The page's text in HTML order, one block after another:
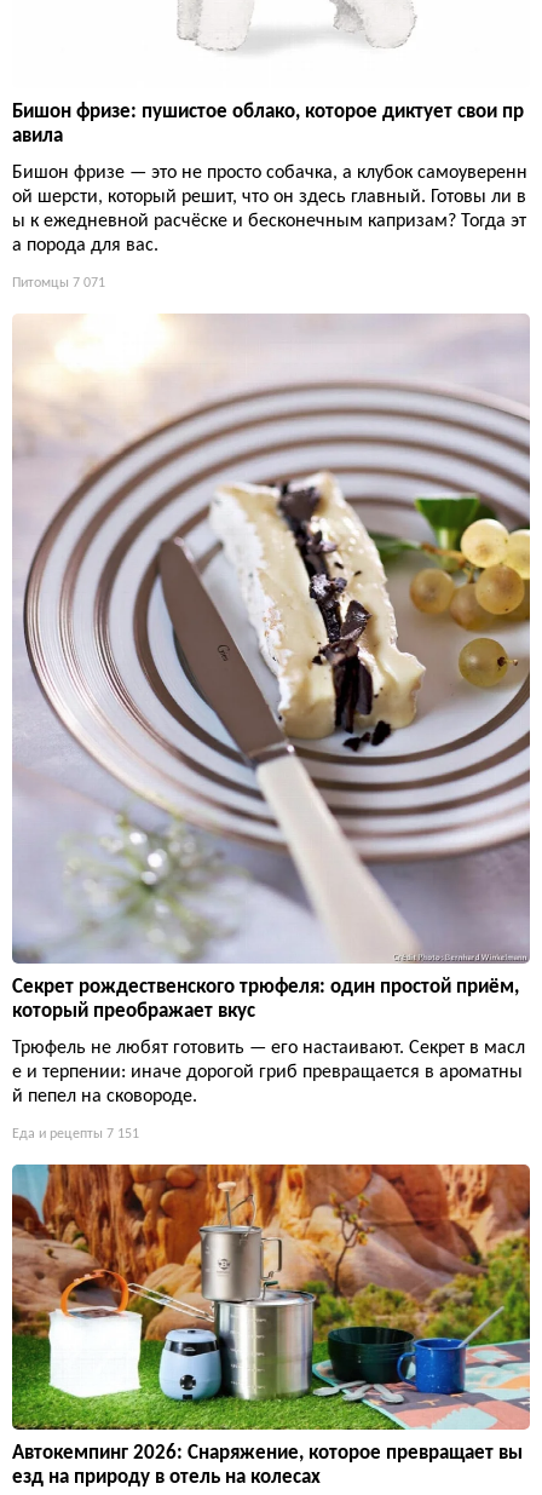
Бишон фризе: пушистое облако, которое диктует свои пр
авила
Бишон фризе — это не просто собачка, а клубок самоуверенн
ой шерсти, который решит, что он здесь главный. Готовы ли в
ы к ежедневной расчёске и бесконечным капризам? Тогда эт
а порода для вас.
Питомцы 7 071
Секрет рождественского трюфеля: один простой приём,
который преображает вкус
Трюфель не любят готовить — его настаивают. Секрет в масл
е и терпении: иначе дорогой гриб превращается в ароматны
й пепел на сковороде.
Еда и рецепты 7 151
Автокемпинг 2026: Снаряжение, которое превращает вы
езд на природу в отель на колесах